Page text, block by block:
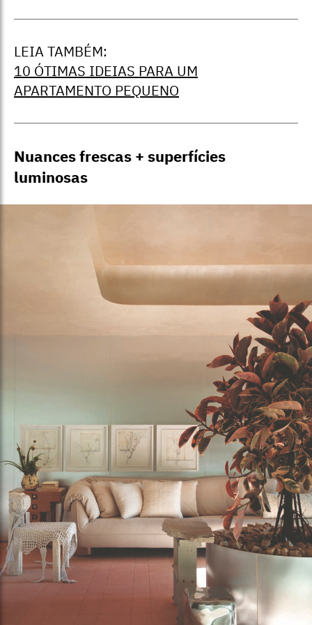
LEIA TAMBÉM:
10 ÓTIMAS IDEIAS PARA UM
APARTAMENTO PEQUENO
Nuances frescas + superfícies
luminosas